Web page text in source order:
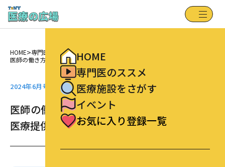
HOME
専門医のススメ
医療施設をさがす
イベント
お気に入り登録一覧
HOME>専門医のススメ特集記事>
医師の働き方改革スタート！「新潟の新しい医療提供体制」
2024年6月号 | Vol.396
医師の働き方改革スタート！「新潟の新しい
医療提供体制」